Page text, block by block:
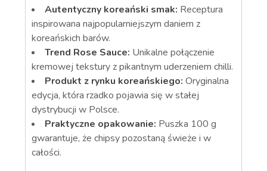
Autentyczny koreański smak: Receptura
inspirowana najpopularniejszym daniem z
koreańskich barów.
Trend Rose Sauce: Unikalne połączenie
kremowej tekstury z pikantnym uderzeniem chilli.
Produkt z rynku koreańskiego: Oryginalna
edycja, która rzadko pojawia się w stałej
dystrybucji w Polsce.
Praktyczne opakowanie: Puszka 100 g
gwarantuje, że chipsy pozostaną świeże i w
całości.